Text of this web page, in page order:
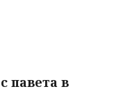
павета в